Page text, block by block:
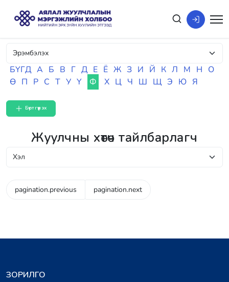
БҮГД А Б В Г Д Е Ё Ж З И Й К Л М Н О
Ө П Р С Т У Ү Ф Х Ц Ч Ш Щ Э Ю Я
Бүртгүүлэх
Жуулчны хөтөч тайлбарлагч
pagination.previous pagination.next
ЗОРИЛГО